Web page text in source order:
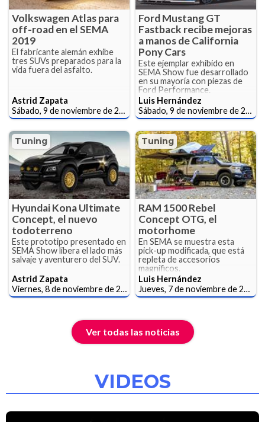
Volkswagen Atlas para
off-road en el SEMA
2019
El fabricante alemán exhibe
tres SUVs preparados para la
vida fuera del asfalto.
Astrid Zapata
Sábado, 9 de noviembre de 2019
Ford Mustang GT
Fastback recibe mejoras
a manos de California
Pony Cars
Este ejemplar exhibido en
SEMA Show fue desarrollado
en su mayoría con piezas de
Ford Performance.
Luis Hernández
Sábado, 9 de noviembre de 2019
Tuning
Hyundai Kona Ultimate
Concept, el nuevo
todoterreno
Este prototipo presentado en
SEMA Show libera el lado más
salvaje y aventurero del SUV.
Astrid Zapata
Viernes, 8 de noviembre de 2019
Tuning
RAM 1500 Rebel
Concept OTG, el
motorhome
En SEMA se muestra esta
pick-up modificada, que está
repleta de accesorios
magníficos.
Luis Hernández
Jueves, 7 de noviembre de 2019
Ver todas las noticias
VIDEOS